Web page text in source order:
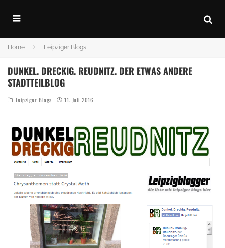
Home Leipziger Blogs
DUNKEL. DRECKIG. REUDNITZ. DER ETWAS ANDERE
STADTTEILBLOG
Leipziger Blogs 11. Juli 2016